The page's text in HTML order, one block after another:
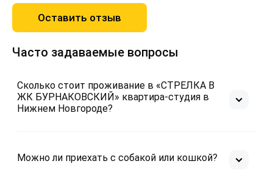
Оставить отзыв
Часто задаваемые вопросы
Сколько стоит проживание в «СТРЕЛКА В
ЖК БУРНАКОВСКИЙ» квартира-студия в
Нижнем Новгороде?
Можно ли приехать с собакой или кошкой?